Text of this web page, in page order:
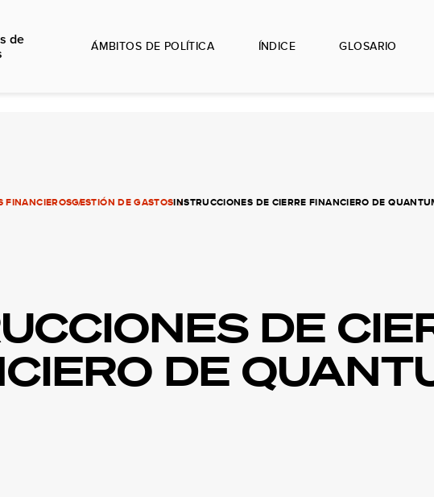
de
ÁMBITOS DE POLÍTICA ÍNDICE GLOSARIO
FINANCIEROSGESTIÓN DE GASTOSINSTRUCCIONES DE CIERRE FINANCIERO DE
DE
DE